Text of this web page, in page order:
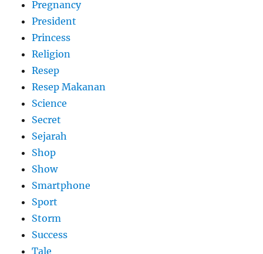
Pregnancy
President
Princess
Religion
Resep
Resep Makanan
Science
Secret
Sejarah
Shop
Show
Smartphone
Sport
Storm
Success
Tale